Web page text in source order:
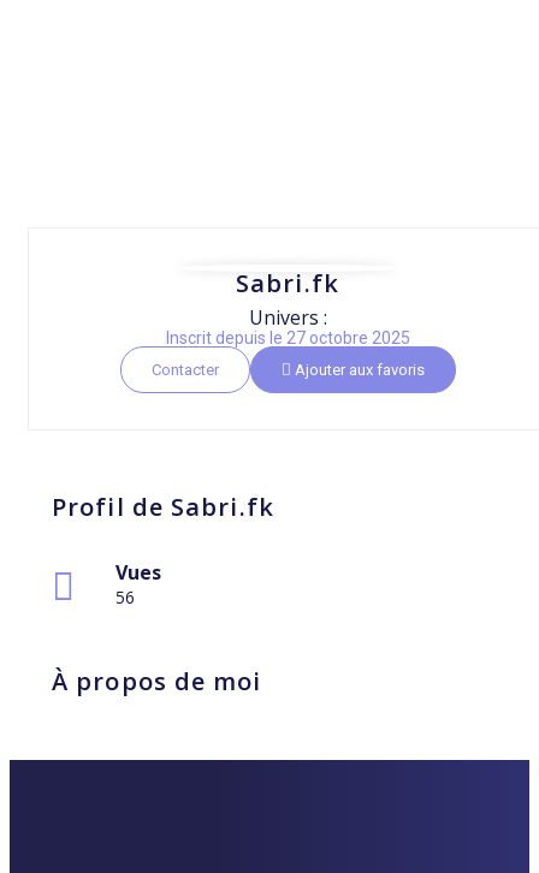
Sabri.fk
Univers :
Inscrit depuis le 27 octobre 2025
Contacter Ajouter aux favoris
Profil de Sabri.fk
Vues
56
À propos de moi